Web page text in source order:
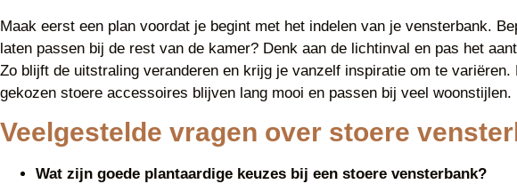
Maak eerst een plan voordat je begint met het indelen van je vensterbank.
laten passen bij de rest van de kamer? Denk aan de lichtinval en pas het
Zo blijft de uitstraling veranderen en krijg je vanzelf inspiratie om te
gekozen stoere accessoires blijven lang mooi en passen bij veel woonstijlen.
Veelgestelde vragen over stoere
Wat zijn goede plantaardige keuzes bij een stoere vensterbank?